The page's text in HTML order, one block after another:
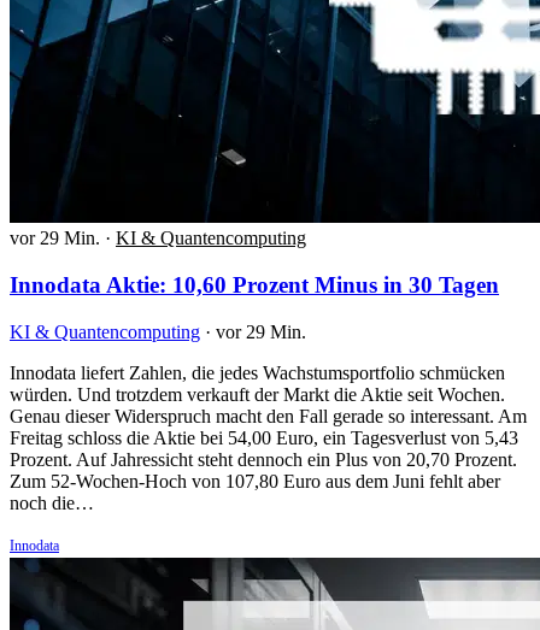
vor 29 Min. · KI & Quantencomputing
Innodata Aktie: 10,60 Prozent Minus in 30 Tagen
KI & Quantencomputing · vor 29 Min.
Innodata liefert Zahlen, die jedes Wachstumsportfolio schmücken
würden. Und trotzdem verkauft der Markt die Aktie seit Wochen.
Genau dieser Widerspruch macht den Fall gerade so interessant. Am
Freitag schloss die Aktie bei 54,00 Euro, ein Tagesverlust von 5,43
Prozent. Auf Jahressicht steht dennoch ein Plus von 20,70 Prozent.
Zum 52-Wochen-Hoch von 107,80 Euro aus dem Juni fehlt aber
noch die…
Innodata